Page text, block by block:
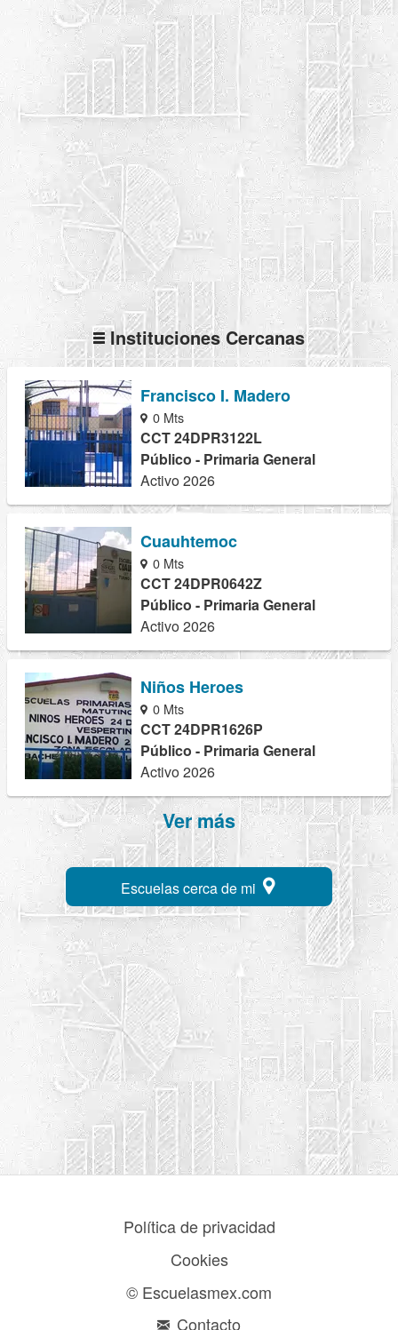
Instituciones Cercanas
Francisco I. Madero
0 Mts
CCT 24DPR3122L
Público - Primaria General
Activo 2026
Cuauhtemoc
0 Mts
CCT 24DPR0642Z
Público - Primaria General
Activo 2026
Niños Heroes
0 Mts
CCT 24DPR1626P
Público - Primaria General
Activo 2026
Ver más
Escuelas cerca de mi
Política de privacidad
Cookies
© Escuelasmex.com
Contacto